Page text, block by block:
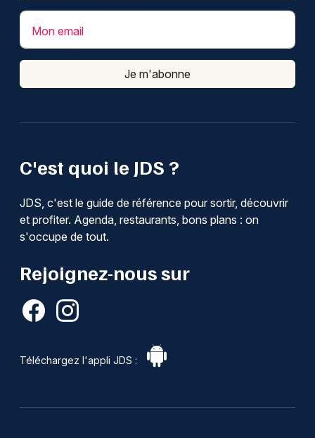
C'est quoi le JDS ?
JDS, c'est le guide de référence pour sortir, découvrir
et profiter. Agenda, restaurants, bons plans : on
s'occupe de tout.
Rejoignez-nous sur
Téléchargez l'appli JDS :
Mon email
Je m'abonne